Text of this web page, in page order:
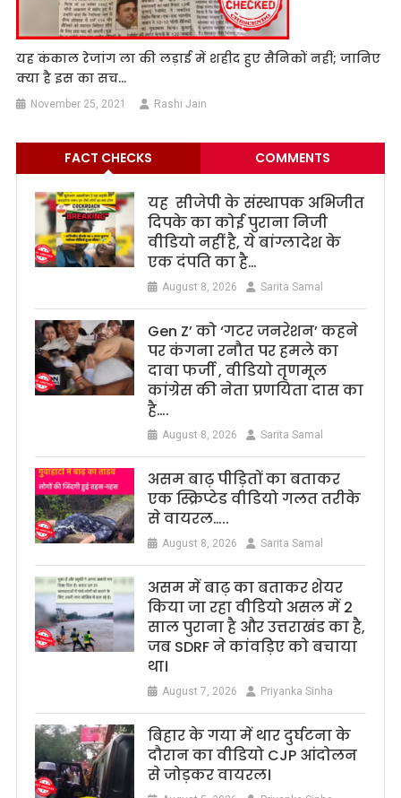
यह कंकाल रेजांग ला की लड़ाई में शहीद हुए सैनिकों नहीं; जानिए
क्या है इस का सच…
November 25, 2021 Rashi Jain
FACT CHECKS COMMENTS
यह सीजेपी के संस्थापक अभिजीत
दिपके का कोई पुराना निजी
वीडियो नहीं है, ये बांग्लादेश के
एक दंपति का है…
August 8, 2026 Sarita Samal
Gen Z’ को ‘गटर जनरेशन’ कहने
पर कंगना रनौत पर हमले का
दावा फर्जी , वीडियो तृणमूल
कांग्रेस की नेता प्रणयिता दास का
है….
August 8, 2026 Sarita Samal
असम बाढ़ पीड़ितों का बताकर
एक स्क्रिप्टेड वीडियो गलत तरीके
से वायरल…..
August 8, 2026 Sarita Samal
असम में बाढ़ का बताकर शेयर
किया जा रहा वीडियो असल में 2
साल पुराना है और उत्तराखंड का है,
जब SDRF ने कांवड़िए को बचाया
था।
August 7, 2026 Priyanka Sinha
बिहार के गया में थार दुर्घटना के
दौरान का वीडियो CJP आंदोलन
से जोड़कर वायरल।